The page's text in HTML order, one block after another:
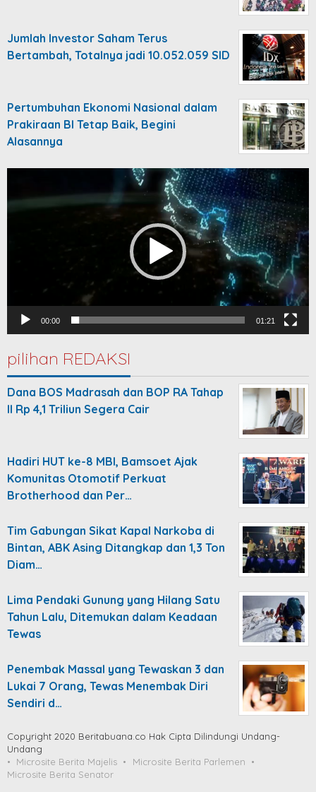
Jumlah Investor Saham Terus
Bertambah, Totalnya jadi 10.052.059 SID
Pertumbuhan Ekonomi Nasional dalam
Prakiraan BI Tetap Baik, Begini
Alasannya
00:00 01:21
pilihan REDAKSI
Dana BOS Madrasah dan BOP RA Tahap
II Rp 4,1 Triliun Segera Cair
Hadiri HUT ke-8 MBI, Bamsoet Ajak
Komunitas Otomotif Perkuat
Brotherhood dan Per…
Tim Gabungan Sikat Kapal Narkoba di
Bintan, ABK Asing Ditangkap dan 1,3 Ton
Diam…
Lima Pendaki Gunung yang Hilang Satu
Tahun Lalu, Ditemukan dalam Keadaan
Tewas
Penembak Massal yang Tewaskan 3 dan
Lukai 7 Orang, Tewas Menembak Diri
Sendiri d…
Copyright 2020 Beritabuana.co Hak Cipta Dilindungi Undang-
Undang
Microsite Berita Majelis
Microsite Berita Parlemen
Microsite Berita Senator